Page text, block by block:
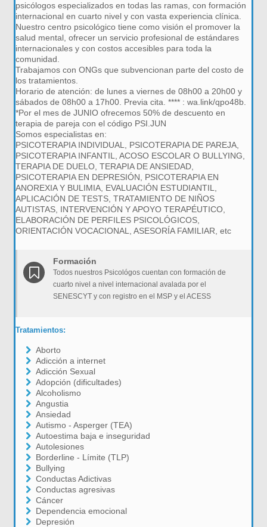
psicólogos especializados en todas las ramas, con formación
internacional en cuarto nivel y con vasta experiencia clínica.
Nuestro centro psicológico tiene como visión el promover la
salud mental, ofrecer un servicio profesional de estándares
internacionales y con costos accesibles para toda la
comunidad.
Trabajamos con ONGs que subvencionan parte del costo de
los tratamientos.
Horario de atención: de lunes a viernes de 08h00 a 20h00 y
sábados de 08h00 a 17h00. Previa cita. **** : wa.link/qpo48b.
*Por el mes de JUNIO ofrecemos 50% de descuento en
terapia de pareja con el código PSI.JUN
Somos especialistas en:
PSICOTERAPIA INDIVIDUAL, PSICOTERAPIA DE PAREJA,
PSICOTERAPIA INFANTIL, ACOSO ESCOLAR O BULLYING,
TERAPIA DE DUELO, TERAPIA DE ANSIEDAD,
PSICOTERAPIA EN DEPRESIÓN, PSICOTERAPIA EN
ANOREXIA Y BULIMIA, EVALUACIÓN ESTUDIANTIL,
APLICACIÓN DE TESTS, TRATAMIENTO DE NIÑOS
AUTISTAS, INTERVENCIÓN Y APOYO TERAPÉUTICO,
ELABORACIÓN DE PERFILES PSICOLÓGICOS,
ORIENTACIÓN VOCACIONAL, ASESORÍA FAMILIAR, etc
Formación
Todos nuestros Psicológos cuentan con formación de
cuarto nivel a nivel internacional avalada por el
SENESCYT y con registro en el MSP y el ACESS
Tratamientos:
Aborto
Adicción a internet
Adicción Sexual
Adopción (dificultades)
Alcoholismo
Angustia
Ansiedad
Autismo - Asperger (TEA)
Autoestima baja e inseguridad
Autolesiones
Borderline - Límite (TLP)
Bullying
Conductas Adictivas
Conductas agresivas
Cáncer
Dependencia emocional
Depresión